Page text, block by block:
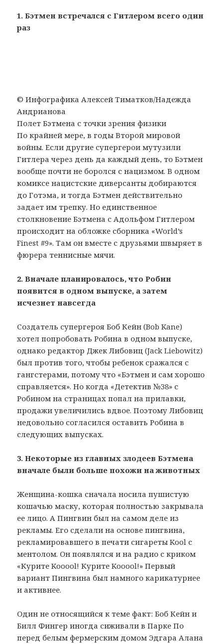
1. Бэтмен встречался с Гитлером всего один
раз
© Инфографика Алексей Тиматков/Надежда
Андрианова
Полет Бэтмена с точки зрения физики
По крайней мере, в годы Второй мировой
войны. Если другие супергерои мутузили
Гитлера через день да каждый день, то Бэтмен
вообще почти не боролся с нацизмом. В одном
комиксе нацистские диверсанты добираются
до Готэма, и тогда Бэтмен действительно
задает им трепку. Но единственное
столкновение Бэтмена с Адольфом Гитлером
происходит на обложке сборника «World’s
Finest #9». Там он вместе с друзьями швыряет в
фюрера теннисные мячи.
2. Вначале планировалось, что Робин
появится в одном выпуске, а затем
исчезнет навсегда
Создатель супергероя Боб Кейн (Bob Kane)
хотел попробовать Робина в одном выпуске,
однако редактор Джек Либовиц (Jack Liebowitz)
был против того, чтобы ребенок сражался с
гангстерами, потому что «Бэтмен и сам хорошо
справляется». Но когда «Детектив №38» с
Робином на страницах попал на прилавки,
продажи увеличились вдвое. Поэтому Либовиц
недовольно согласился оставить Робина в
следующих выпусках.
3. Некоторые из главных злодеев Бэтмена
вначале были больше похожи на животных
Женщина-кошка сначала носила пушистую
кошачью маску, которая полностью закрывала
ее лицо. А Пингвин был на самом деле из
рекламы. Его сделали на основе пингвина,
рекламировавшего в печати сигареты Kool с
ментолом. Он появлялся и на радио с криком
«Курите Kooool! Курите Kooool!» Первый
вариант Пингвина был намного карикатурнее
и активнее.
Один не относящийся к теме факт: Боб Кейн и
Билл Фингер иногда сиживали в Парке По
перед белым фермерским домом Эдгара Алана